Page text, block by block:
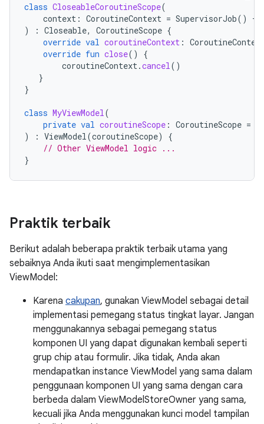
class CloseableCoroutineScope(
context : CoroutineContext = SupervisorJob() +
)
: Closeable, CoroutineScope {
override val coroutineContext :
override fun close()
{
coroutineContext .cancel ()
}
}
class MyViewModel (
private val coroutineScope : CoroutineScope =
)
: ViewModel (coroutineScope)
{
// Other ViewModel logic ...
}
Praktik terbaik
Berikut adalah beberapa praktik terbaik utama yang
sebaiknya Anda ikuti saat mengimplementasikan
ViewModel:
Karena cakupan, gunakan ViewModel sebagai detail
implementasi pemegang status tingkat layar. Jangan
menggunakannya sebagai pemegang status
komponen UI yang dapat digunakan kembali seperti
grup chip atau formulir. Jika tidak, Anda akan
mendapatkan instance ViewModel yang sama dalam
penggunaan komponen UI yang sama dengan cara
berbeda dalam ViewModelStoreOwner yang sama,
kecuali jika Anda menggunakan kunci model tampilan